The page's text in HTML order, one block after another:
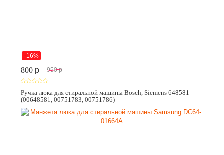
-16%
800 p 950 p
Ручка люка для стиральной машины Bosch, Siemens 648581
(00648581, 00751783, 00751786)